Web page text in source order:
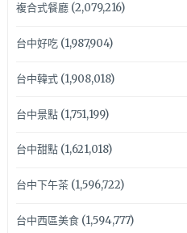
複合式餐廳(2,079,216)
台中好吃(1,987,904)
台中韓式(1,908,018)
台中景點(1,751,199)
台中甜點(1,621,018)
台中下午茶(1,596,722)
台中西區美食(1,594,777)